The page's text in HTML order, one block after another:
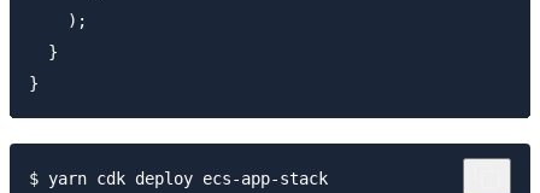
    );
  }